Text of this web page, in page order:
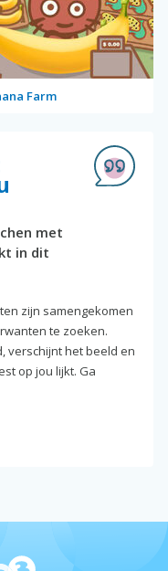
Farm
met
in dit
zijn samengekomen
te zoeken.
verschijnt het beeld en
op jou lijkt. Ga